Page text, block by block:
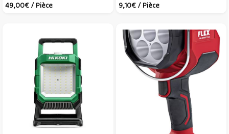
702.003.002
49,00€ / Pièce
KARDONE - KLF1BR-1
9,10€ / Pièce